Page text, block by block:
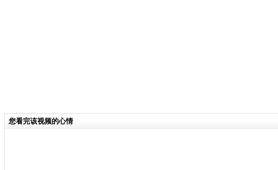
您看完该视频的心情